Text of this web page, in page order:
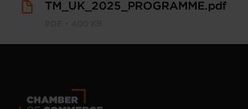
TM_UK_2025_PROGRAMME.pdf